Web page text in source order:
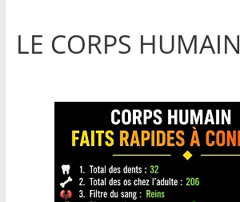
LE CORPS HUMAIN